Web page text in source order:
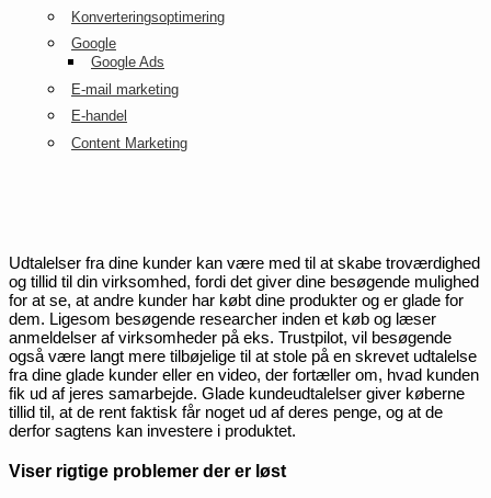
Konverteringsoptimering
Google
Google Ads
E-mail marketing
E-handel
Content Marketing
Udtalelser fra dine kunder kan være med til at skabe troværdighed
og tillid til din virksomhed, fordi det giver dine besøgende mulighed
for at se, at andre kunder har købt dine produkter og er glade for
dem. Ligesom besøgende researcher inden et køb og læser
anmeldelser af virksomheder på eks. Trustpilot, vil besøgende
også være langt mere tilbøjelige til at stole på en skrevet udtalelse
fra dine glade kunder eller en video, der fortæller om, hvad kunden
fik ud af jeres samarbejde. Glade kundeudtalelser giver køberne
tillid til, at de rent faktisk får noget ud af deres penge, og at de
derfor sagtens kan investere i produktet.
Viser rigtige problemer der er løst